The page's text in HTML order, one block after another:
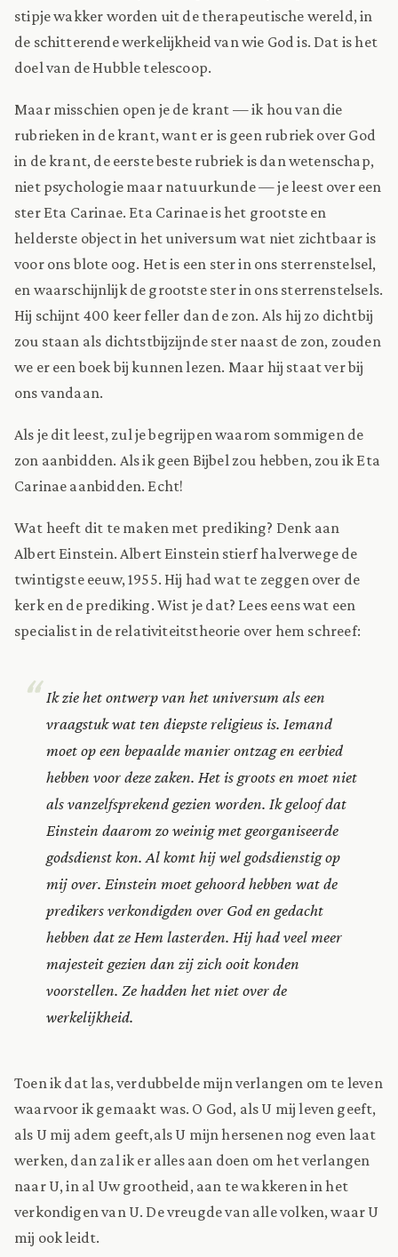
stipje wakker worden uit de therapeutische wereld, in
de schitterende werkelijkheid van wie God is. Dat is het
doel van de Hubble telescoop.
Maar misschien open je de krant — ik hou van die
rubrieken in de krant, want er is geen rubriek over God
in de krant, de eerste beste rubriek is dan wetenschap,
niet psychologie maar natuurkunde — je leest over een
ster Eta Carinae. Eta Carinae is het grootste en
helderste object in het universum wat niet zichtbaar is
voor ons blote oog. Het is een ster in ons sterrenstelsel,
en waarschijnlijk de grootste ster in ons sterrenstelsels.
Hij schijnt 400 keer feller dan de zon. Als hij zo dichtbij
zou staan als dichtstbijzijnde ster naast de zon, zouden
we er een boek bij kunnen lezen. Maar hij staat ver bij
ons vandaan.
Als je dit leest, zul je begrijpen waarom sommigen de
zon aanbidden. Als ik geen Bijbel zou hebben, zou ik Eta
Carinae aanbidden. Echt!
Wat heeft dit te maken met prediking? Denk aan
Albert Einstein. Albert Einstein stierf halverwege de
twintigste eeuw, 1955. Hij had wat te zeggen over de
kerk en de prediking. Wist je dat? Lees eens wat een
specialist in de relativiteitstheorie over hem schreef:
Ik zie het ontwerp van het universum als een
vraagstuk wat ten diepste religieus is. Iemand
moet op een bepaalde manier ontzag en eerbied
hebben voor deze zaken. Het is groots en moet niet
als vanzelfsprekend gezien worden. Ik geloof dat
Einstein daarom zo weinig met georganiseerde
godsdienst kon. Al komt hij wel godsdienstig op
mij over. Einstein moet gehoord hebben wat de
predikers verkondigden over God en gedacht
hebben dat ze Hem lasterden. Hij had veel meer
majesteit gezien dan zij zich ooit konden
voorstellen. Ze hadden het niet over de
werkelijkheid.
Toen ik dat las, verdubbelde mijn verlangen om te leven
waarvoor ik gemaakt was. O God, als U mij leven geeft,
als U mij adem geeft,als U mijn hersenen nog even laat
werken, dan zal ik er alles aan doen om het verlangen
naar U, in al Uw grootheid, aan te wakkeren in het
verkondigen van U. De vreugde van alle volken, waar U
mij ook leidt.